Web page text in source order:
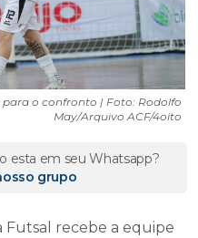
o confronto | Foto: Rodolfo
May/Arquivo ACF/4oito
esta em seu Whatsapp?
grupo
Futsal recebe a equipe